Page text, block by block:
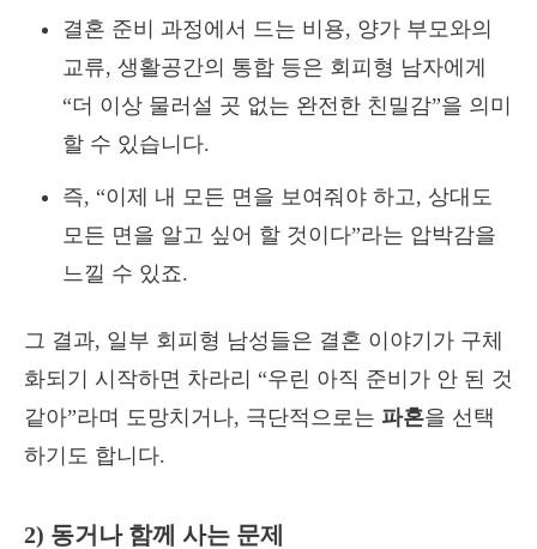
결혼 준비 과정에서 드는 비용, 양가 부모와의
교류, 생활공간의 통합 등은 회피형 남자에게
“더 이상 물러설 곳 없는 완전한 친밀감”을 의미
할 수 있습니다.
즉, “이제 내 모든 면을 보여줘야 하고, 상대도
모든 면을 알고 싶어 할 것이다”라는 압박감을
느낄 수 있죠.
그 결과, 일부 회피형 남성들은 결혼 이야기가 구체
화되기 시작하면 차라리 “우린 아직 준비가 안 된 것
같아”라며 도망치거나, 극단적으로는 파혼을 선택
하기도 합니다.
2) 동거나 함께 사는 문제